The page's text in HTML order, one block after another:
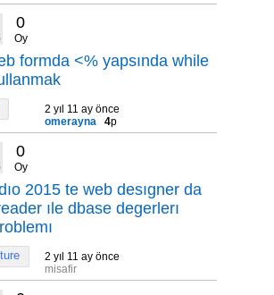
0
Oy
formda <% yapsında while
2 yıl 11 ay önce
omerayna
4p
0
Oy
2015 te web desıgner da
ıle dbase degerlerı
2 yıl 11 ay önce
misafir